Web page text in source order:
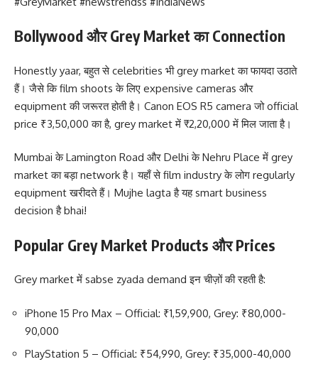
Bollywood और Grey Market का Connection
Honestly yaar, बहुत से celebrities भी grey market का फायदा उठाते
हैं। जैसे कि film shoots के लिए expensive cameras और
equipment की जरूरत होती है। Canon EOS R5 camera जो official
price ₹3,50,000 का है, grey market में ₹2,20,000 में मिल जाता है।
Mumbai के Lamington Road और Delhi के Nehru Place में grey
market का बड़ा network है। यहाँ से film industry के लोग regularly
equipment खरीदते हैं। Mujhe lagta है यह smart business
decision है bhai!
Popular Grey Market Products और Prices
Grey market में sabse zyada demand इन चीज़ों की रहती है:
iPhone 15 Pro Max – Official: ₹1,59,900, Grey: ₹80,000-
90,000
PlayStation 5 – Official: ₹54,990, Grey: ₹35,000-40,000